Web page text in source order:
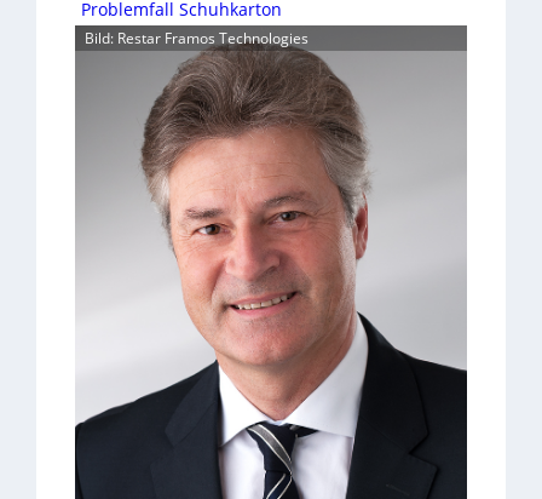
Problemfall Schuhkarton
Bild: Restar Framos Technologies